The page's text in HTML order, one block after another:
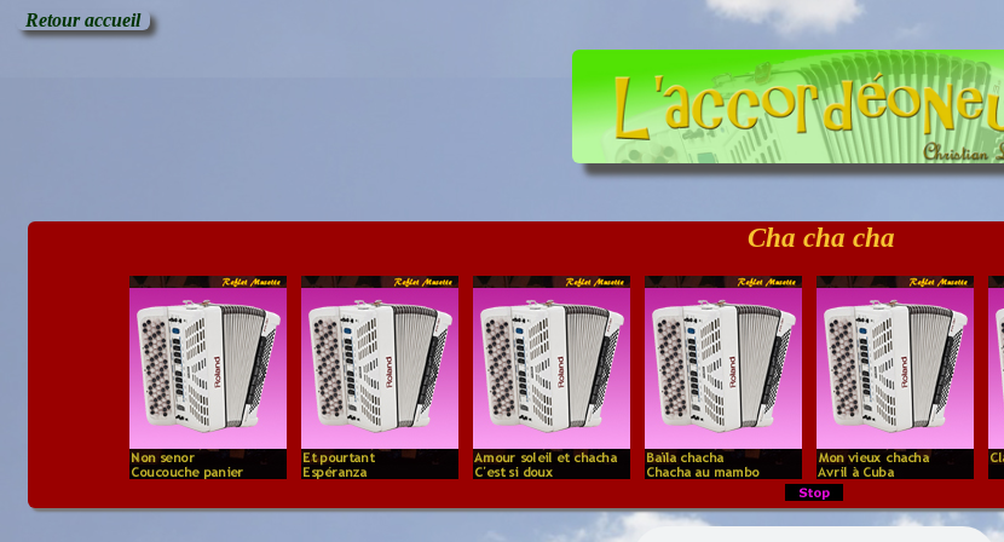
Retour accueil
Cha cha cha